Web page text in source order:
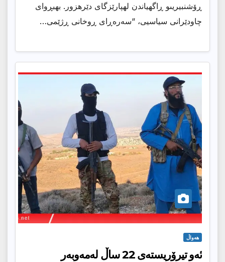
ڕۆشنبیریىو ڕاگهیاندن لهپارێزگاى دێرهزور. بهبڕواى
چاودێرانى سیاسیى، “سەرەڕای ڕوخانی ڕژێمی…
هەواڵ
ئه‌و تیرۆریسته‌ى 22 ساڵ له‌مه‌وبه‌ر